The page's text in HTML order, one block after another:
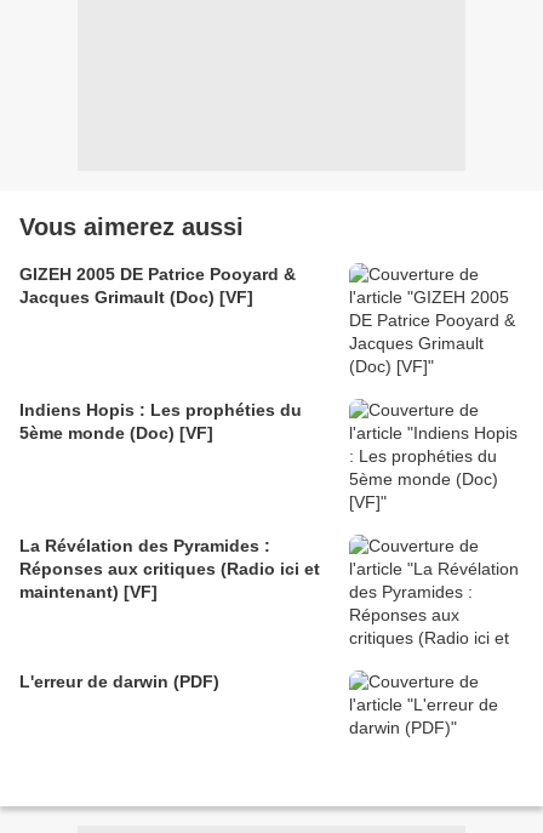
Vous aimerez aussi
GIZEH 2005 DE Patrice Pooyard &
Jacques Grimault (Doc) [VF]
Indiens Hopis : Les prophéties du
5ème monde (Doc) [VF]
La Révélation des Pyramides :
Réponses aux critiques (Radio ici et
maintenant) [VF]
L'erreur de darwin (PDF)